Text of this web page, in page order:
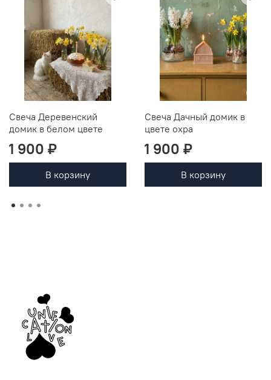
Свеча Деревенский
домик в белом цвете
1 900 ₽
В корзину
Свеча Дачный домик в
цвете охра
1 900 ₽
В корзину